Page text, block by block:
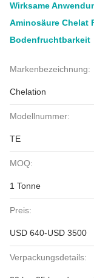
Wirksame
Aminosäure Chelat
Bodenfruchtbarkeit
Markenbezeichnung:
Chelation
Modellnummer:
TE
MOQ:
1 Tonne
Preis:
USD 640-USD 3500
Verpackungsdetails: